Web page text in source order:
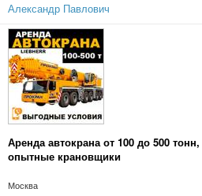
Александр Павлович
Аренда автокрана от 100 до 500
опытные крановщики
Москва